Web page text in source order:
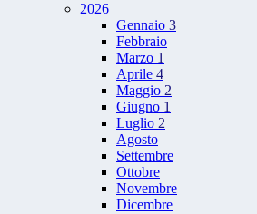
2026
Gennaio 3
Febbraio
Marzo 1
Aprile 4
Maggio 2
Giugno 1
Luglio 2
Agosto
Settembre
Ottobre
Novembre
Dicembre